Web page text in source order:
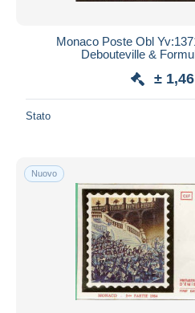
Monaco Poste Obl
Debouteville &
±
Stato
Nuovo